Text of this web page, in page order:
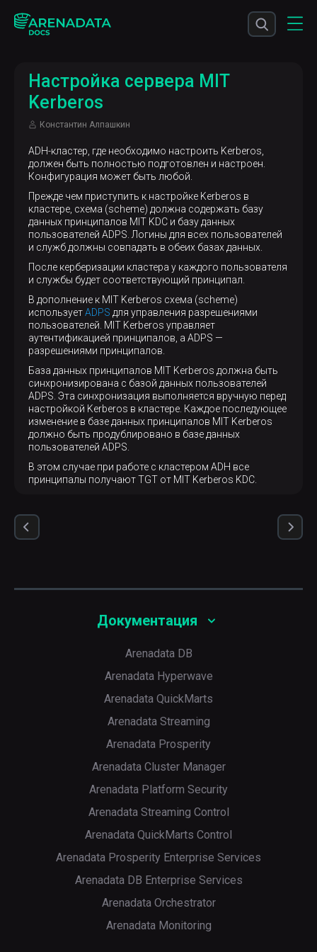
Настройка сервера MIT
Kerberos
Константин Алпашкин
ADH-кластер, где необходимо настроить Kerberos,
должен быть полностью подготовлен и настроен.
Конфигурация может быть любой.
Прежде чем приступить к настройке Kerberos в
кластере, схема (scheme) должна содержать базу
данных принципалов MIT KDC и базу данных
пользователей ADPS. Логины для всех пользователей
и служб должны совпадать в обеих базах данных.
После керберизации кластера у каждого пользователя
и службы будет соответствующий принципал.
В дополнение к MIT Kerberos схема (scheme)
используетADPS для управления разрешениями
пользователей. MIT Kerberos управляет
аутентификацией принципалов, а ADPS —
разрешениями принципалов.
База данных принципалов MIT Kerberos должна быть
синхронизирована с базой данных пользователей
ADPS. Эта синхронизация выполняется вручную перед
настройкой Kerberos в кластере. Каждое последующее
изменение в базе данных принципалов MIT Kerberos
должно быть продублировано в базе данных
пользователей ADPS.
В этом случае при работе с кластером ADH все
принципалы получают TGT от MIT Kerberos KDC.
Документация
Arenadata DB
Arenadata Hyperwave
Arenadata QuickMarts
Arenadata Streaming
Arenadata Prosperity
Arenadata Cluster Manager
Arenadata Platform Security
Arenadata Streaming Control
Arenadata QuickMarts Control
Arenadata Prosperity Enterprise Services
Arenadata DB Enterprise Services
Arenadata Orchestrator
Arenadata Monitoring